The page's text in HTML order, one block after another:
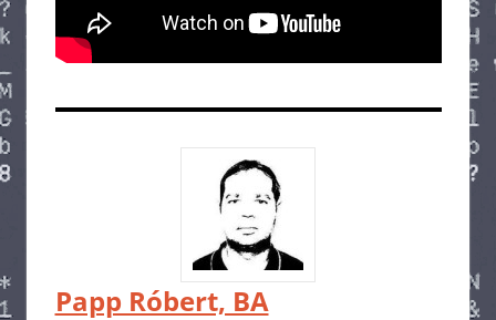
Papp Róbert, BA